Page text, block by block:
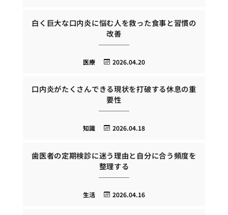
白く巨大な口内炎に悩む人を救った食事と習慣の
改善
2026.04.20
医療
口内炎がたくさんできる現状を打破する休息の重
要性
2026.04.18
知識
歯医者の定期検診に迷う理由と自分に合う頻度を
整理する
2026.04.16
生活